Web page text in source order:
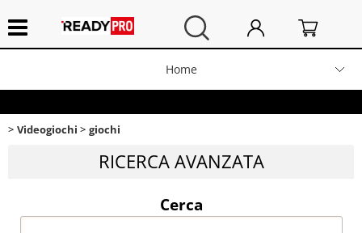
Categoria: Home>Videogiochi>giochi
Modelli
Marca
Home
Audio
Videogiochi giochi
RICERCA AVANZATA
Cerca